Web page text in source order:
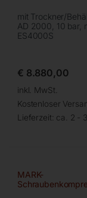
mit Trockner/
AD 2000, 10 bar,
ES4000S
€ 8.880,00
inkl. MwSt.
Kostenloser
Lieferzeit: ca. 2 -
MARK-